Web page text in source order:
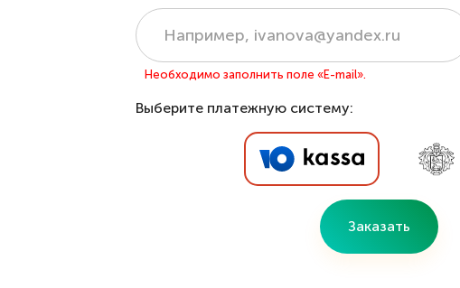
Необходимо заполнить поле «E-mail».
Выберите платежную систему:
Заказать